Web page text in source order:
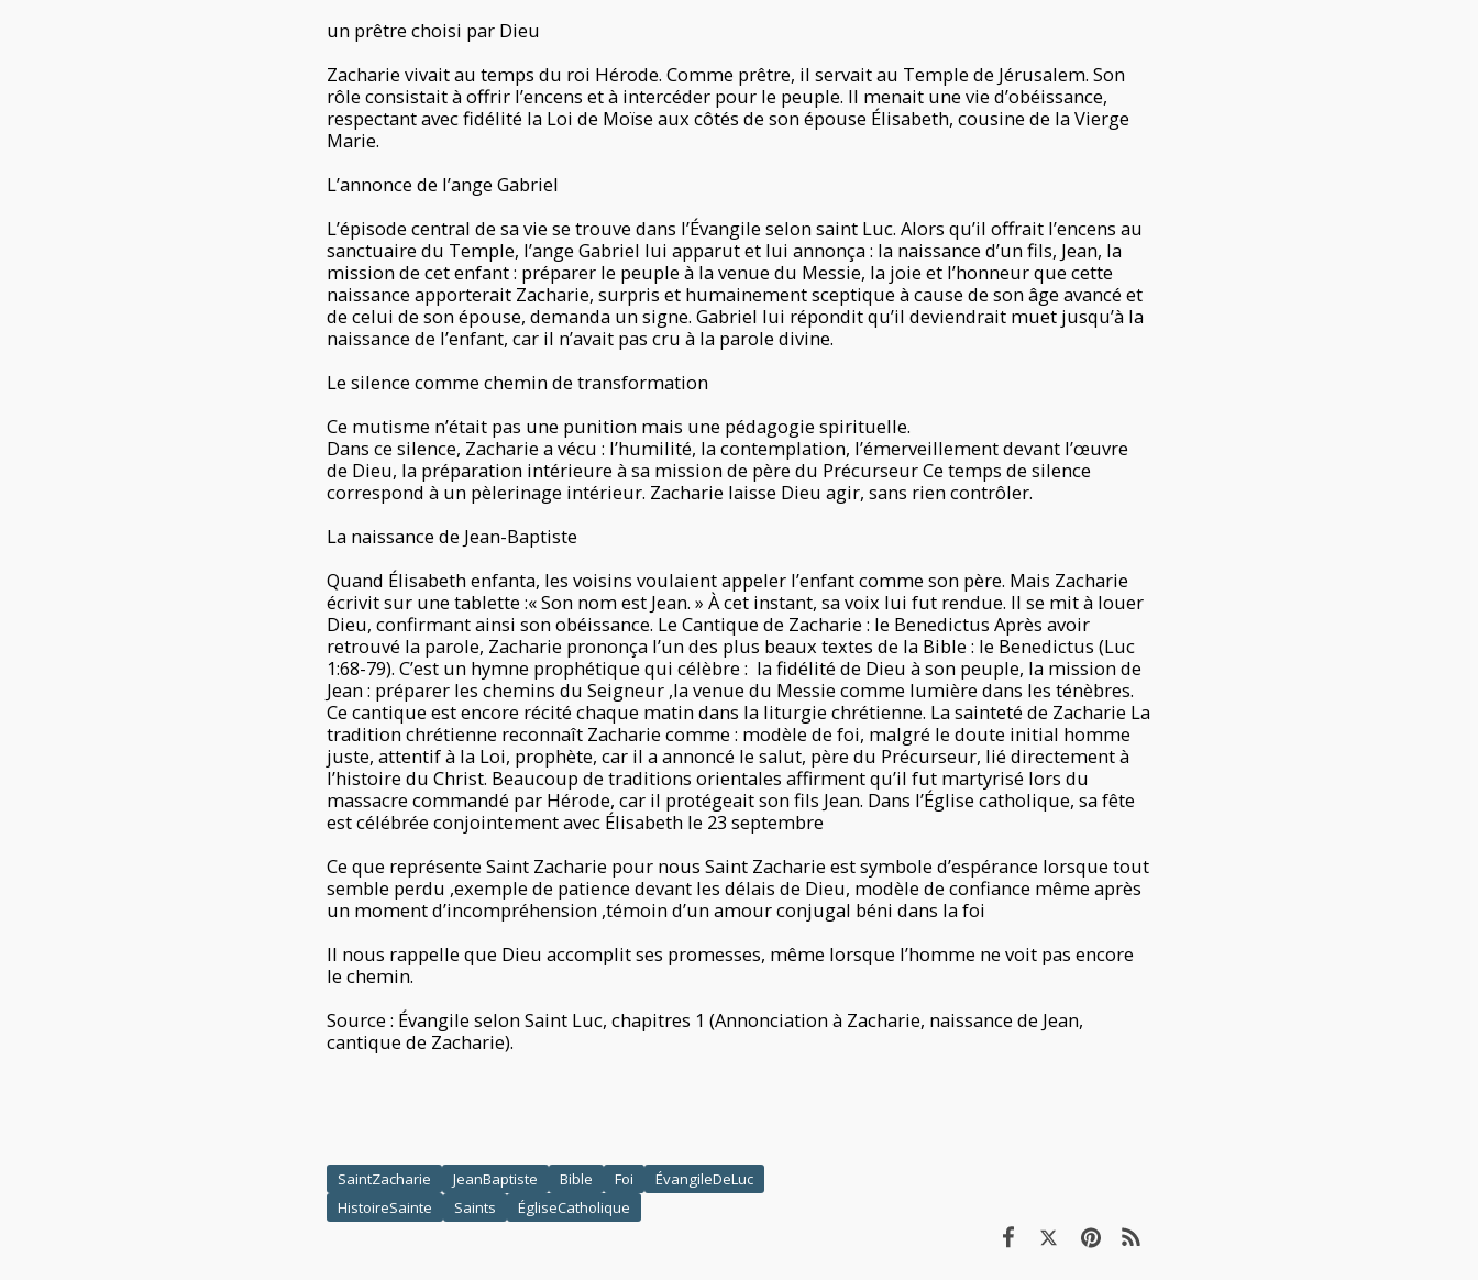
un prêtre choisi par Dieu
Zacharie vivait au temps du roi Hérode. Comme prêtre, il servait au Temple de Jérusalem. Son
rôle consistait à offrir l’encens et à intercéder pour le peuple. Il menait une vie d’obéissance,
respectant avec fidélité la Loi de Moïse aux côtés de son épouse Élisabeth, cousine de la Vierge
Marie.
L’annonce de l’ange Gabriel
L’épisode central de sa vie se trouve dans l’Évangile selon saint Luc. Alors qu’il offrait l’encens au
sanctuaire du Temple, l’ange Gabriel lui apparut et lui annonça : la naissance d’un fils, Jean, la
mission de cet enfant : préparer le peuple à la venue du Messie, la joie et l’honneur que cette
naissance apporterait Zacharie, surpris et humainement sceptique à cause de son âge avancé et
de celui de son épouse, demanda un signe. Gabriel lui répondit qu’il deviendrait muet jusqu’à la
naissance de l’enfant, car il n’avait pas cru à la parole divine.
Le silence comme chemin de transformation
Ce mutisme n’était pas une punition mais une pédagogie spirituelle.
Dans ce silence, Zacharie a vécu : l’humilité, la contemplation, l’émerveillement devant l’œuvre
de Dieu, la préparation intérieure à sa mission de père du Précurseur Ce temps de silence
correspond à un pèlerinage intérieur. Zacharie laisse Dieu agir, sans rien contrôler.
La naissance de Jean-Baptiste
Quand Élisabeth enfanta, les voisins voulaient appeler l’enfant comme son père. Mais Zacharie
écrivit sur une tablette :« Son nom est Jean. » À cet instant, sa voix lui fut rendue. Il se mit à louer
Dieu, confirmant ainsi son obéissance. Le Cantique de Zacharie : le Benedictus Après avoir
retrouvé la parole, Zacharie prononça l’un des plus beaux textes de la Bible : le Benedictus (Luc
1:68-79). C’est un hymne prophétique qui célèbre : la fidélité de Dieu à son peuple, la mission de
Jean : préparer les chemins du Seigneur ,la venue du Messie comme lumière dans les ténèbres.
Ce cantique est encore récité chaque matin dans la liturgie chrétienne. La sainteté de Zacharie La
tradition chrétienne reconnaît Zacharie comme : modèle de foi, malgré le doute initial homme
juste, attentif à la Loi, prophète, car il a annoncé le salut, père du Précurseur, lié directement à
l’histoire du Christ. Beaucoup de traditions orientales affirment qu’il fut martyrisé lors du
massacre commandé par Hérode, car il protégeait son fils Jean. Dans l’Église catholique, sa fête
est célébrée conjointement avec Élisabeth le 23 septembre
Ce que représente Saint Zacharie pour nous Saint Zacharie est symbole d’espérance lorsque tout
semble perdu ,exemple de patience devant les délais de Dieu, modèle de confiance même après
un moment d’incompréhension ,témoin d’un amour conjugal béni dans la foi
Il nous rappelle que Dieu accomplit ses promesses, même lorsque l’homme ne voit pas encore
le chemin.
Source : Évangile selon Saint Luc, chapitres 1 (Annonciation à Zacharie, naissance de Jean,
cantique de Zacharie).
SaintZacharie JeanBaptiste Bible Foi
ÉvangileDeLuc
HistoireSainte
Saints ÉgliseCatholique